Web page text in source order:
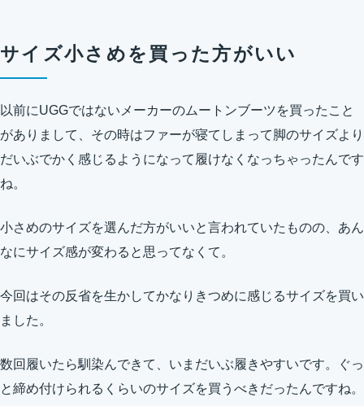
サイズ小さめを買った方がいい
以前にUGGではないメーカーのムートンブーツを買ったこと
がありまして、その時はファーが寝てしまって脚のサイズより
だいぶでかく感じるようになって履けなくなっちゃったんです
ね。
小さめのサイズを選んだ方がいいと言われていたものの、あん
なにサイズ感が変わると思ってなくて。
今回はその反省を生かしてかなりきつめに感じるサイズを買い
ました。
数回履いたら馴染んできて、いまだいぶ履きやすいです。ぐっ
と締め付けられるくらいのサイズを買うべきだったんですね。